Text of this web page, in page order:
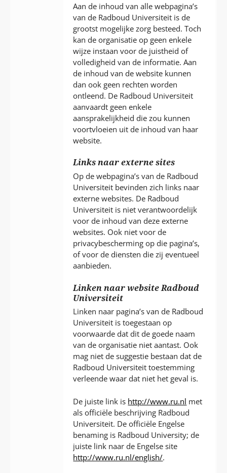
Aan de inhoud van alle webpagina’s
van de Radboud Universiteit is de
grootst mogelijke zorg besteed. Toch
kan de organisatie op geen enkele
wijze instaan voor de juistheid of
volledigheid van de informatie. Aan
de inhoud van de website kunnen
dan ook geen rechten worden
ontleend. De Radboud Universiteit
aanvaardt geen enkele
aansprakelijkheid die zou kunnen
voortvloeien uit de inhoud van haar
website.
Links naar externe sites
Op de webpagina’s van de Radboud
Universiteit bevinden zich links naar
externe websites. De Radboud
Universiteit is niet verantwoordelijk
voor de inhoud van deze externe
websites. Ook niet voor de
privacybescherming op die pagina’s,
of voor de diensten die zij eventueel
aanbieden.
Linken naar website Radboud
Universiteit
Linken naar pagina’s van de Radboud
Universiteit is toegestaan op
voorwaarde dat dit de goede naam
van de organisatie niet aantast. Ook
mag niet de suggestie bestaan dat de
Radboud Universiteit toestemming
verleende waar dat niet het geval is.
De juiste link is http://www.ru.nl met
als officiële beschrijving Radboud
Universiteit. De officiële Engelse
benaming is Radboud University; de
juiste link naar de Engelse site
http://www.ru.nl/english/.